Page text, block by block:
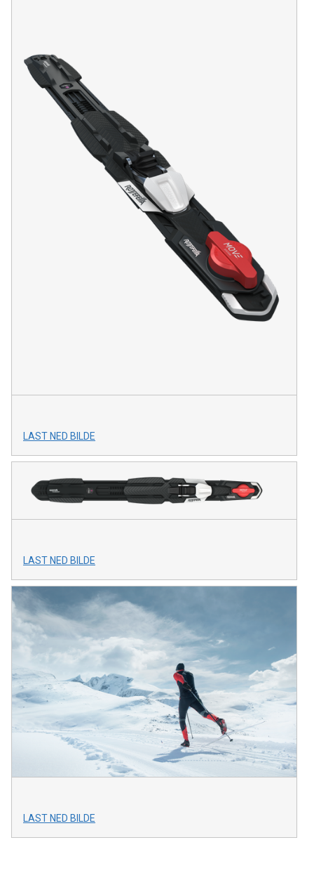
LAST NED BILDE
LAST NED BILDE
LAST NED BILDE